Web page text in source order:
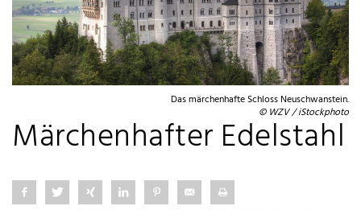
Das märchenhafte Schloss Neuschwanstein.
© WZV / iStockphoto
Märchenhafter Edelstahl